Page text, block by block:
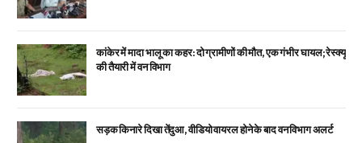
कांकेर में मादा भालू का कहर: दो ग्रामीणों की मौत, एक गंभीर घायल; रेस्क्यू
की तैयारी में वन विभाग
सड़क किनारे दिखा तेंदुआ, वीडियो वायरल होने के बाद वन विभाग अलर्ट